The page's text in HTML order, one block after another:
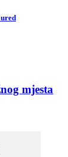
mjesta